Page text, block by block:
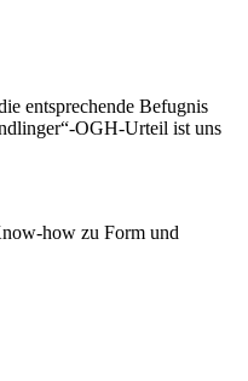
entsprechende Befugnis
OGH-Urteil ist uns
how zu Form und